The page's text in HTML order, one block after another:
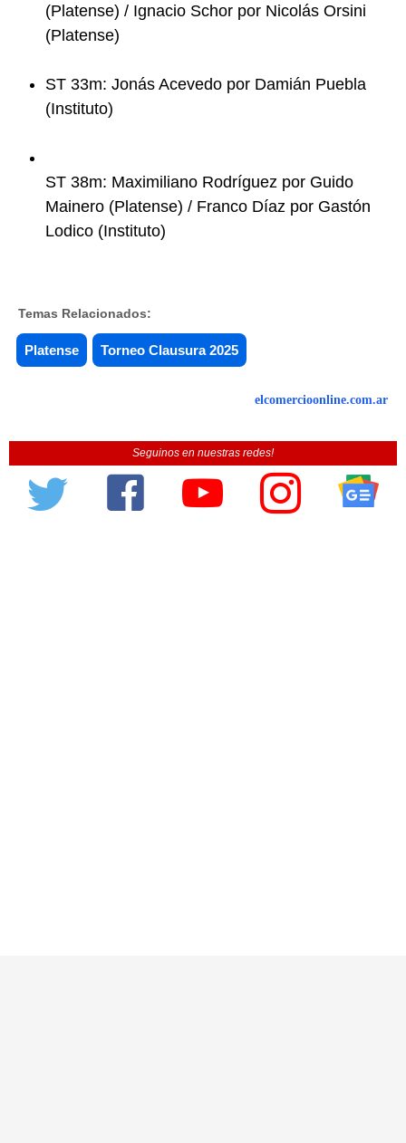
(Platense) / Ignacio Schor por Nicolás Orsini
(Platense)
ST 33m: Jonás Acevedo por Damián Puebla
(Instituto)
ST 38m: Maximiliano Rodríguez por Guido
Mainero (Platense) / Franco Díaz por Gastón
Lodico (Instituto)
Temas Relacionados:
Platense Torneo Clausura 2025
elcomercioonline.com.ar
Seguinos en nuestras redes!